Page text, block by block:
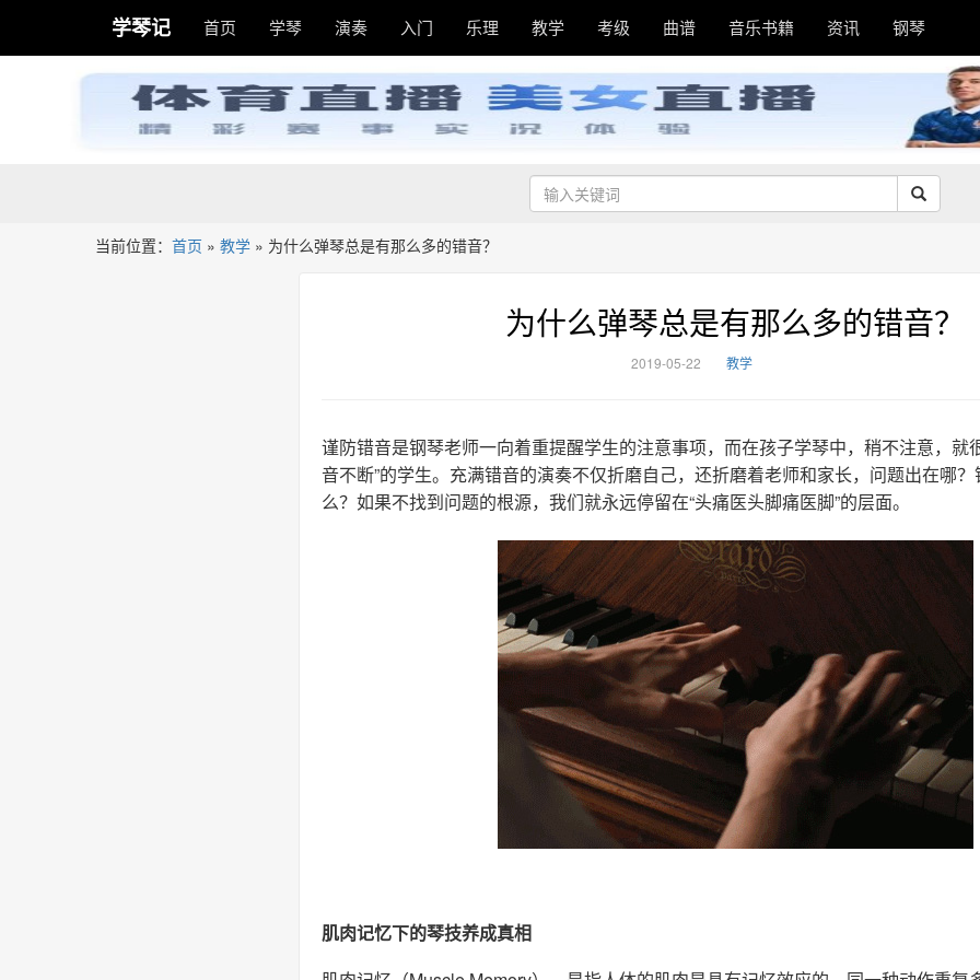
学琴记 首页 学琴 演奏 入门 乐理 教学 考级 曲谱 音乐书籍 资讯 钢琴
当前位置： 首页 » 教学 » 为什么弹琴总是有那么多的错音？
为什么弹琴总是有那么多的错音？
2019-05-22 教学
谨防错音是钢琴老师一向着重提醒学生的注意事项，而在孩子学琴中，稍不注意，就
音不断”的学生。充满错音的演奏不仅折磨自己，还折磨着老师和家长，问题出在哪
么？如果不找到问题的根源，我们就永远停留在“头痛医头脚痛医脚”的层面。
肌肉记忆下的琴技养成真相